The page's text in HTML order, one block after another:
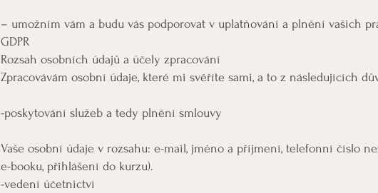
– umožním vám a budu vás podporovat v uplatňování a plnění vašich
GDPR
Rozsah osobních údajů a účely zpracování
Zpracovávám osobní údaje, které mi svěříte sami, a to z následujících
-poskytování služeb a tedy plnění smlouvy
Vaše osobní údaje v rozsahu: e-mail, jméno a příjmení, telefonní číslo
e-booku, přihlášení do kurzu).
-vedení účetnictví